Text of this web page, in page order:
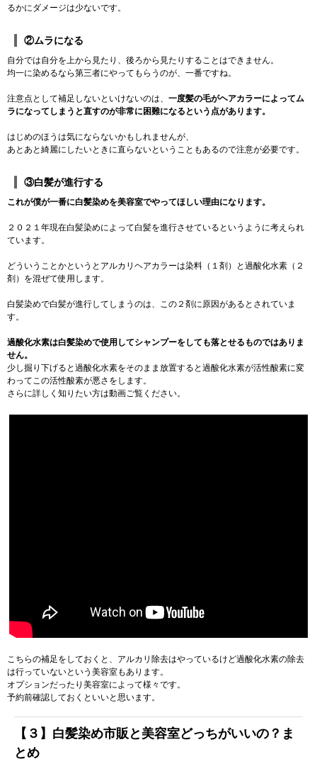
るかにダメージは少ないです。
②ムラになる
自分では自分を上から見たり、後ろから見たりすることはできません。
均一に染めるなら第三者にやってもらうのが、一番ですね。
注意点として補足しないといけないのは、 一度髪の毛がヘアカラーによってム
ラになってしまうと直すのが非常に困難になるという点があります。
はじめのほうは気にならないかもしれませんが、
あとあと綺麗にしたいときに直らないということもあるので注意が必要です。
③白髪が進行する
これが僕が一番に白髪染めを美容室でやってほしい理由になります。
２０２１年現在白髪染めによって白髪を進行させているというように考えられ
ています。
どういうことかというとアルカリヘアカラーは染料（１剤）と過酸化水素（２
剤）を混ぜて使用します。
白髪染めで白髪が進行してしまうのは、この２剤に原因があるとされていま
す。
過酸化水素は白髪染めで使用してシャンプーをしても落とせるものではありま
せん。
少し掘り下げると過酸化水素をそのまま放置すると過酸化水素が活性酸素に変
わってこの活性酸素が悪さをします。
さらに詳しく知りたい方は動画ご覧ください。
こちらの補足をしておくと、アルカリ除去はやっているけど過酸化水素の除去
は行っていないという美容室もあります。
オプションだったり美容室によって様々です。
予約前確認しておくといいと思います。
【３】白髪染め市販と美容室どっちがいいの？ま
とめ